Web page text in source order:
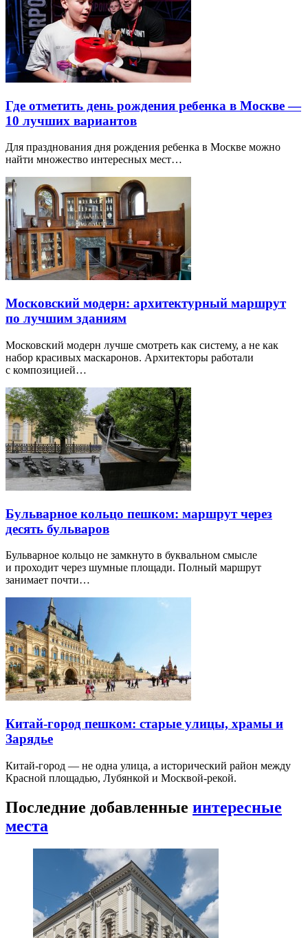
Где отметить день рождения ребенка в Москве —
10 лучших вариантов
Для празднования дня рождения ребенка в Москве можно
найти множество интересных мест…
Московский модерн: архитектурный маршрут
по лучшим зданиям
Московский модерн лучше смотреть как систему, а не как
набор красивых маскаронов. Архитекторы работали
с композицией…
Бульварное кольцо пешком: маршрут через
десять бульваров
Бульварное кольцо не замкнуто в буквальном смысле
и проходит через шумные площади. Полный маршрут
занимает почти…
Китай-город пешком: старые улицы, храмы и
Зарядье
Китай-город — не одна улица, а исторический район между
Красной площадью, Лубянкой и Москвой-рекой.
Последние добавленные интересные
места